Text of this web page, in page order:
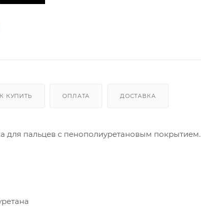
КУПИТЬ ОПЛАТА ДОСТАВКА
для пальцев с пенополиуретановым покрытием.